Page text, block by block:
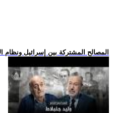
.. المصالح المشتركة بين إسرائيل